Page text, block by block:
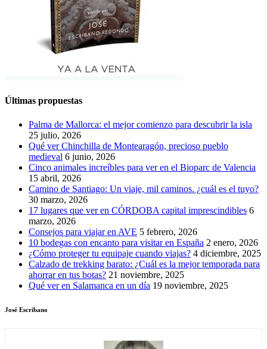
Últimas propuestas
Palma de Mallorca: el mejor comienzo para descubrir la isla
25 julio, 2026
Qué ver Chinchilla de Montearagón, precioso pueblo
medieval 6 junio, 2026
Cinco animales increíbles para ver en el Bioparc de Valencia
15 abril, 2026
Camino de Santiago: Un viaje, mil caminos. ¿cuál es el tuyo?
30 marzo, 2026
17 lugares que ver en CÓRDOBA capital imprescindibles 6
marzo, 2026
Consejos para viajar en AVE 5 febrero, 2026
10 bodegas con encanto para visitar en España 2 enero, 2026
¿Cómo proteger tu equipaje cuando viajas? 4 diciembre, 2025
Calzado de trekking barato: ¿Cuál es la mejor temporada para
ahorrar en tus botas? 21 noviembre, 2025
Qué ver en Salamanca en un día 19 noviembre, 2025
José Escribano